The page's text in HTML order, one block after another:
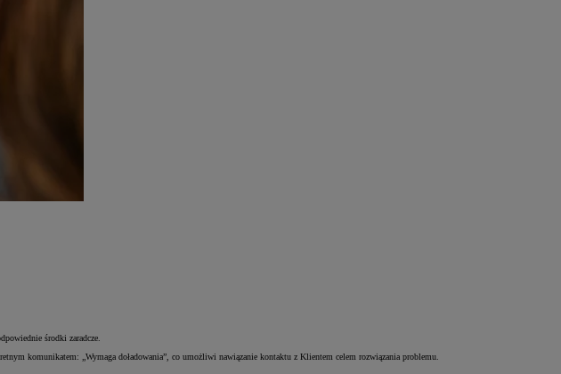
środki zaradcze.
komunikatem: „Wymaga doładowania”, co umożliwi nawiązanie kontaktu z Klientem celem rozwiązania problemu.